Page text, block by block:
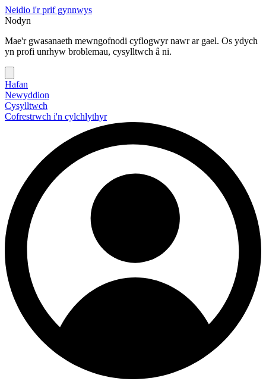
Neidio i'r prif gynnwys
Nodyn
Mae'r gwasanaeth mewngofnodi cyflogwyr nawr ar gael. Os ydych
yn profi unrhyw broblemau, cysylltwch â ni.
Hafan
Newyddion
Cysylltwch
Cofrestrwch i'n cylchlythyr